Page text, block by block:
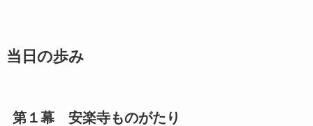
当日の歩み
第１幕 安楽寺ものがたり